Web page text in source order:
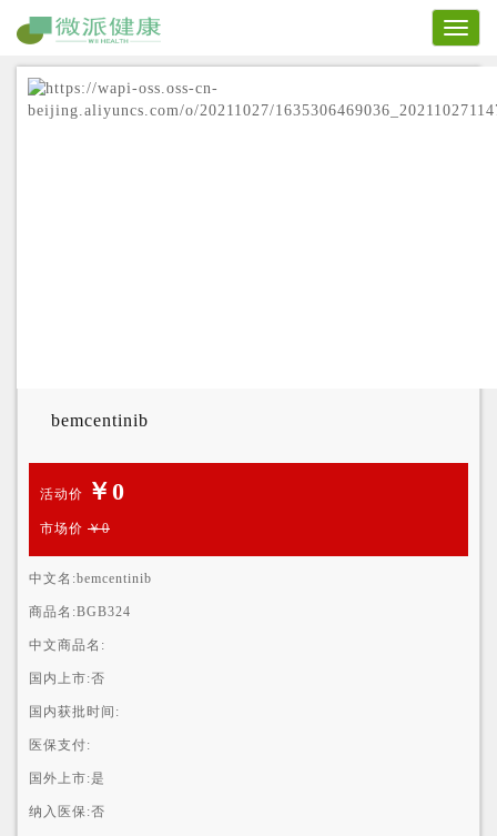
Toggle
bemcentinib
活动价 ￥0
市场价 ￥0
中文名:bemcentinib
商品名:BGB324
中文商品名:
国内上市:否
国内获批时间:
医保支付:
国外上市:是
纳入医保:否